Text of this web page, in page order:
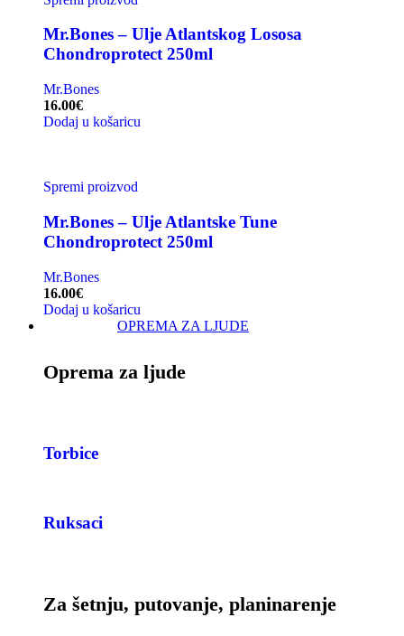
Mr.Bones – Ulje Atlantskog Lososa
Chondroprotect 250ml
Mr.Bones
16.00€
Dodaj u košaricu
Spremi proizvod
Mr.Bones – Ulje Atlantske Tune
Chondroprotect 250ml
Mr.Bones
16.00€
Dodaj u košaricu
OPREMA ZA LJUDE
Oprema za ljude
Torbice
Ruksaci
Za šetnju, putovanje, planinarenje